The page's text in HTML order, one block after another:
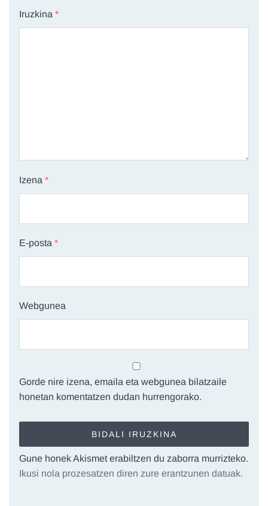
Iruzkina *
Izena *
E-posta *
Webgunea
Gorde nire izena, emaila eta webgunea bilatzaile
honetan komentatzen dudan hurrengorako.
Gune honek Akismet erabiltzen du zaborra murrizteko.
Ikusi nola prozesatzen diren zure erantzunen datuak.